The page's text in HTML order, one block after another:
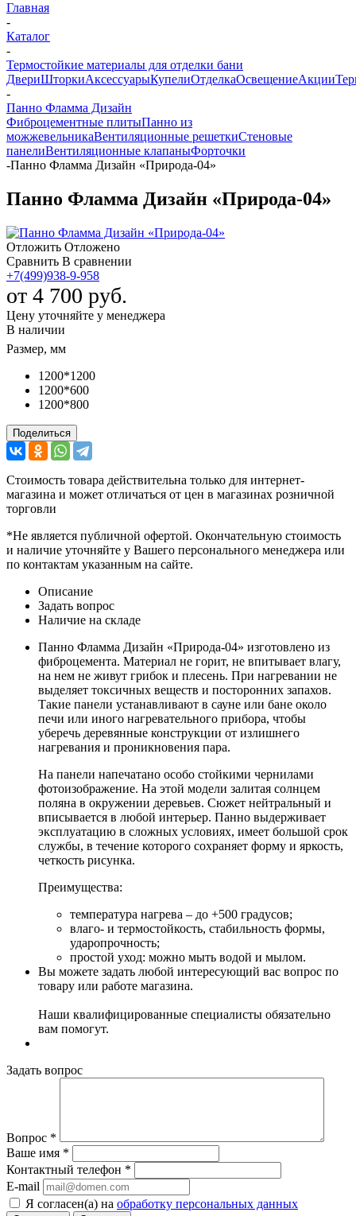
Главная
-
Каталог
-
Термостойкие материалы для отделки бани
ДвериШторкиАксессуарыКупелиОтделкаОсвещениеАкции
-
Панно Фламма Дизайн
Фиброцементные плитыПанно из
можжевельникаВентиляционные решеткиСтеновые
панелиВентиляционные клапаныФорточки
-Панно Фламма Дизайн «Природа-04»
Панно Фламма Дизайн «Природа-04»
Отложить Отложено
Сравнить В сравнении
+7(499)938-9-958
от 4 700 руб.
Цену уточняйте у менеджера
В наличии
Размер, мм
1200*1200
1200*600
1200*800
Поделиться
Стоимость товара действительна только для интернет-
магазина и может отличаться от цен в магазинах розничной
торговли
*Не является публичной офертой. Окончательную стоимость
и наличие уточняйте у Вашего персонального менеджера или
по контактам указанным на сайте.
Описание
Задать вопрос
Наличие на складе
Панно Фламма Дизайн «Природа-04» изготовлено из
фиброцемента. Материал не горит, не впитывает влагу,
на нем не живут грибок и плесень. При нагревании не
выделяет токсичных веществ и посторонних запахов.
Такие панели устанавливают в сауне или бане около
печи или иного нагревательного прибора, чтобы
уберечь деревянные конструкции от излишнего
нагревания и проникновения пара.
На панели напечатано особо стойкими чернилами
фотоизображение. На этой модели залитая солнцем
поляна в окружении деревьев. Сюжет нейтральный и
вписывается в любой интерьер. Панно выдерживает
эксплуатацию в сложных условиях, имеет большой срок
службы, в течение которого сохраняет форму и яркость,
четкость рисунка.
Преимущества:
температура нагрева – до +500 градусов;
влаго- и термостойкость, стабильность формы,
ударопрочность;
простой уход: можно мыть водой и мылом.
Вы можете задать любой интересующий вас вопрос по
товару или работе магазина.
Наши квалифицированные специалисты обязательно
вам помогут.
Задать вопрос
Вопрос *
Ваше имя *
Контактный телефон *
E-mail
Я согласен(а) на обработку персональных данных